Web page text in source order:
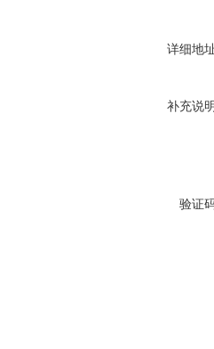
详细地
补充说
验证